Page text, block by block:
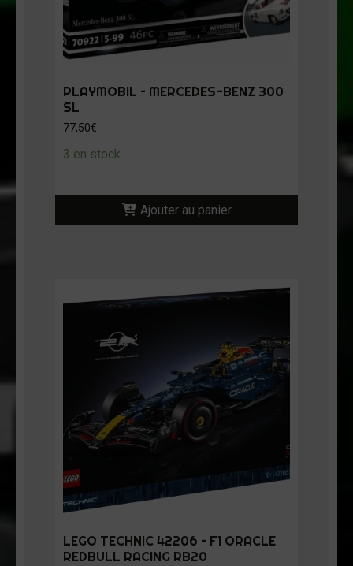
PLAYMOBIL – MERCEDES-BENZ 300
SL
77,50€
3 en stock
Ajouter au panier
LEGO TECHNIC 42206 – F1 ORACLE
REDBULL RACING RB20